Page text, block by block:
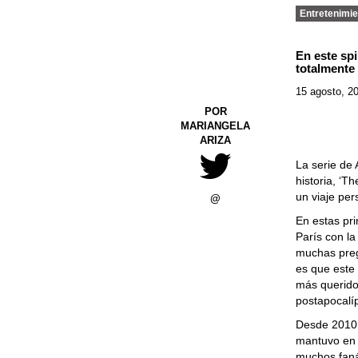
POR
MARIANGELA
ARIZA
@
En este
totalmente
15 agosto,
La serie de
historia,
un viaje
En estas
París con
muchas
es que
más
Desde
mantuvo